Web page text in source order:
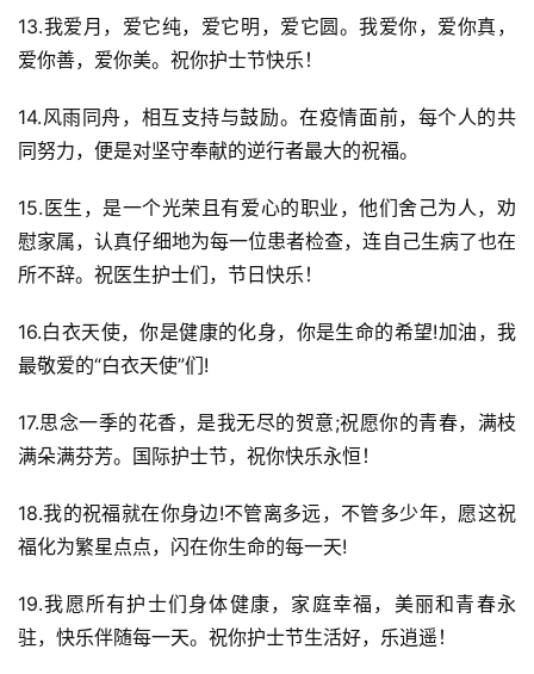
13.我爱月，爱它纯，爱它明，爱它圆。我爱你，爱你真，
爱你善，爱你美。祝你护士节快乐！
14.风雨同舟，相互支持与鼓励。在疫情面前，每个人的共
同努力，便是对坚守奉献的逆行者最大的祝福。
15.医生，是一个光荣且有爱心的职业，他们舍己为人，劝
慰家属，认真仔细地为每一位患者检查，连自己生病了也在
所不辞。祝医生护士们，节日快乐！
16.白衣天使，你是健康的化身，你是生命的希望!加油，我
最敬爱的“白衣天使”们!
17.思念一季的花香，是我无尽的贺意;祝愿你的青春，满枝
满朵满芬芳。国际护士节，祝你快乐永恒！
18.我的祝福就在你身边!不管离多远，不管多少年，愿这祝
福化为繁星点点，闪在你生命的每一天!
19.我愿所有护士们身体健康，家庭幸福，美丽和青春永
驻，快乐伴随每一天。祝你护士节生活好，乐逍遥！